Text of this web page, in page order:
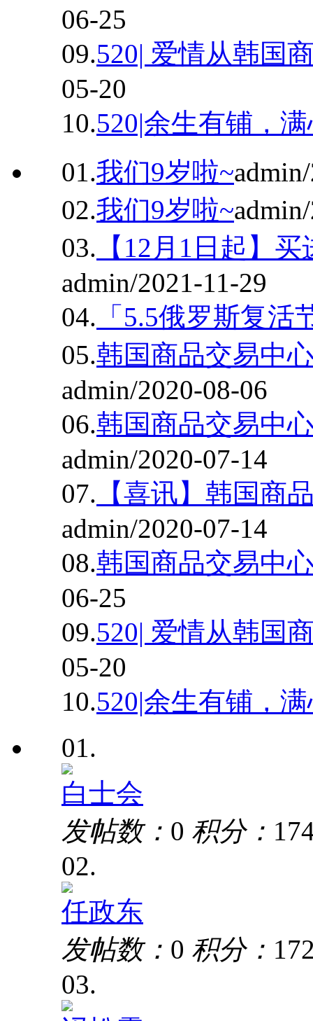
06-25
09.520| 爱情从韩国
05-20
10.520|余生有铺，
01.我们9岁啦~
02.我们9岁啦~
03. 【12月1日起】
admin/2021-11-29
04. 「5.5俄罗斯复活
05.韩国商品交易中
admin/2020-08-06
06.韩国商品交易中
admin/2020-07-14
07. 【喜讯】韩国商
admin/2020-07-14
08.韩国商品交易中
06-25
09.520| 爱情从韩国
05-20
10.520|余生有铺，
01.
白士会
发帖数： 0 积分：
02.
任政东
发帖数： 0 积分：
03.